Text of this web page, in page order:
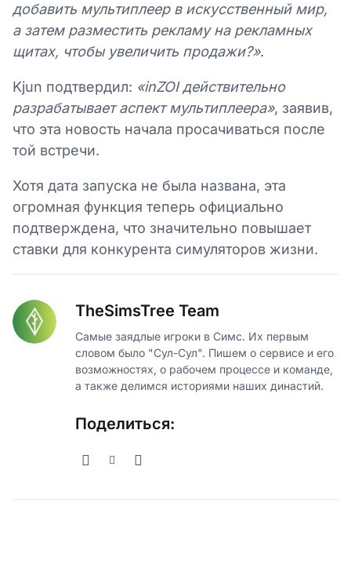
добавить мультиплеер в искусственный мир,
а затем разместить рекламу на рекламных
щитах, чтобы увеличить продажи?».
Kjun подтвердил: «inZOI действительно
разрабатывает аспект мультиплеера», заявив,
что эта новость начала просачиваться после
той встречи.
Хотя дата запуска не была названа, эта
огромная функция теперь официально
подтверждена, что значительно повышает
ставки для конкурента симуляторов жизни.
TheSimsTree Team
Самые заядлые игроки в Симс. Их первым
словом было "Сул-Сул". Пишем о сервисе и его
возможностях, о рабочем процессе и команде,
а также делимся историями наших династий.
Поделиться: